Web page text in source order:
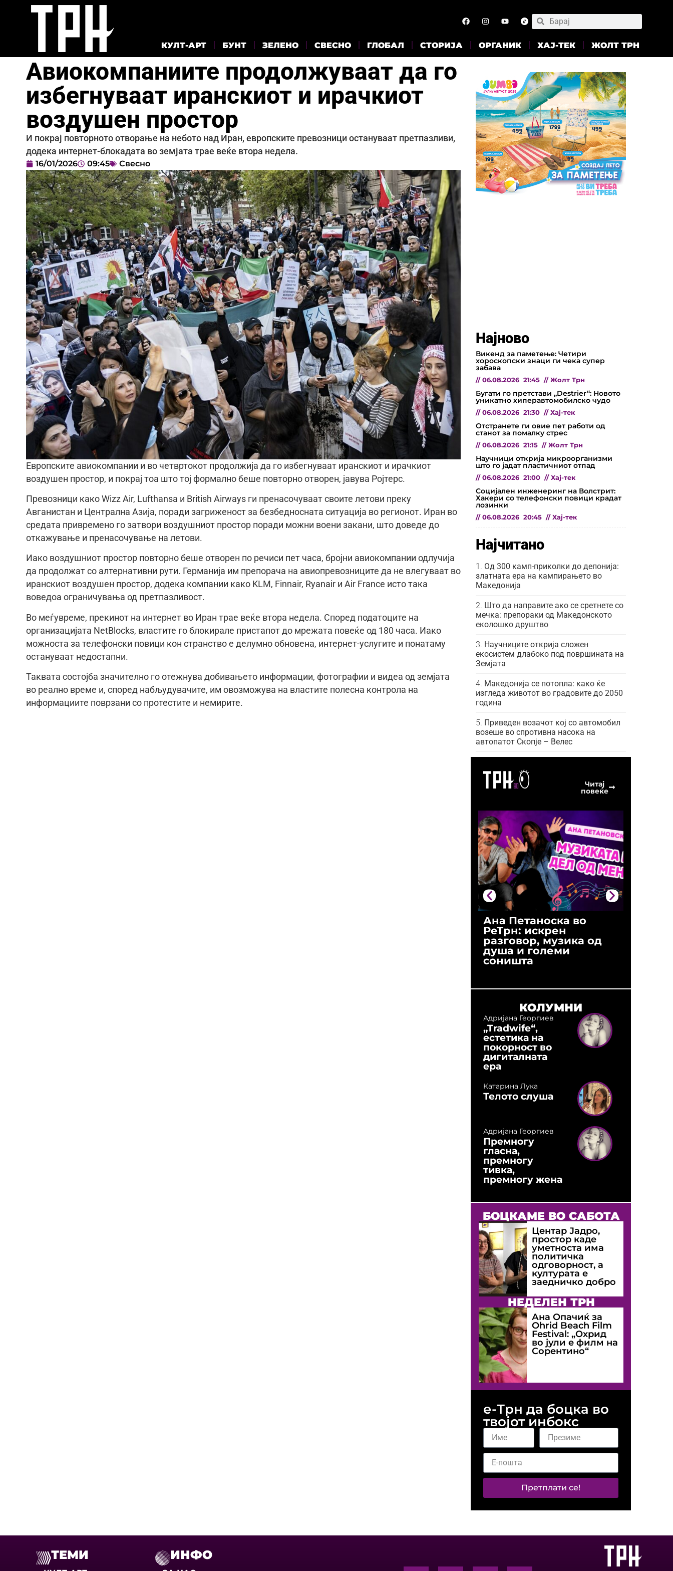
КУЛТ-АРТ БУНТ ЗЕЛЕНО СВЕСНО ГЛОБАЛ СТОРИЈА ОРГАНИК ХАЈ-ТЕК ЖОЛТ ТРН
Авиокомпаниите продолжуваат да го
избегнуваат иранскиот и ирачкиот
воздушен простор
И покрај повторното отворање на небото над Иран, европските превозници остануваат претпазливи,
додека интернет-блокадата во земјата трае веќе втора недела.
16/01/2026 09:45 Свесно
Европските авиокомпании и во четвртокот продолжија да го избегнуваат иранскиот и ирачкиот
воздушен простор, и покрај тоа што тој формално беше повторно отворен, јавува Ројтерс.
Превозници како Wizz Air, Lufthansa и British Airways ги пренасочуваат своите летови преку
Авганистан и Централна Азија, поради загриженост за безбедносната ситуација во регионот. Иран во
средата привремено го затвори воздушниот простор поради можни воени закани, што доведе до
откажување и пренасочување на летови.
Иако воздушниот простор повторно беше отворен по речиси пет часа, бројни авиокомпании одлучија
да продолжат со алтернативни рути. Германија им препорача на авиопревозниците да не влегуваат во
иранскиот воздушен простор, додека компании како KLM, Finnair, Ryanair и Air France исто така
воведоа ограничувања од претпазливост.
Во меѓувреме, прекинот на интернет во Иран трае веќе втора недела. Според податоците на
организацијата NetBlocks, властите го блокирале пристапот до мрежата повеќе од 180 часа. Иако
можноста за телефонски повици кон странство е делумно обновена, интернет-услугите и понатаму
остануваат недостапни.
Таквата состојба значително го отежнува добивањето информации, фотографии и видеа од земјата
во реално време и, според набљудувачите, им овозможува на властите полесна контрола на
информациите поврзани со протестите и немирите.
Најново
Викенд за паметење: Четири
хороскопски знаци ги чека супер
забава
// 06.08.2026 21:45 // Жолт Трн
Бугати го претстави „Destrier“: Новото
уникатно хиперавтомобилско чудо
// 06.08.2026 21:30 // Хај-тек
Отстранете ги овие пет работи од
станот за помалку стрес
// 06.08.2026 21:15 // Жолт Трн
Научници открија микроорганизми
што го јадат пластичниот отпад
// 06.08.2026 21:00 // Хај-тек
Социјален инженеринг на Волстрит:
Хакери со телефонски повици крадат
лозинки
// 06.08.2026 20:45 // Хај-тек
Најчитано
Од 300 камп-приколки до депонија:
златната ера на кампирањето во
Македонија
Што да направите ако се сретнете со
мечка: препораки од Македонското
еколошко друштво
Научниците открија сложен
екосистем длабоко под површината на
Земјата
Македонија се потопла: како ќе
изгледа животот во градовите до 2050
година
Приведен возачот кој со автомобил
возеше во спротивна насока на
автопатот Скопје – Велес
Читај
повеќе
Ана Петаноска во
РеТрн: искрен
разговор, музика од
душа и големи
соништа
КОЛУМНИ
Адријана Георгиев
„Tradwife“,
естетика на
покорност во
дигиталната
ера
Катарина Лука
Телото слуша
Адријана Георгиев
Премногу
гласна,
премногу
тивка,
премногу жена
БОЦКАМЕ ВО САБОТА
Центар Јадро,
простор каде
уметноста има
политичка
одговорност, а
културата е
заедничко добро
НЕДЕЛЕН ТРН
Ана Опачиќ за
Оhrid Beach Film
Festival: „Охрид
во јули е филм на
Сорентино“
е-Трн да боцка во
твојот инбокс
Претплати се!
ТЕМИ ИНФО